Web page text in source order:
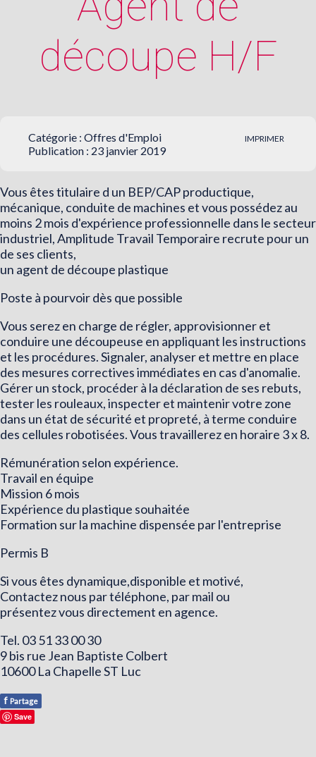
découpe H/F
IMPRIMER
Catégorie : Offres d'Emploi
Publication : 23 janvier 2019
Vous êtes titulaire d un BEP/CAP productique,
mécanique, conduite de machines et vous possédez au
moins 2 mois d'expérience professionnelle dans le secteur
industriel, Amplitude Travail Temporaire recrute pour un
de ses clients,
un agent de découpe plastique
Poste à pourvoir dès que possible
Vous serez en charge de régler, approvisionner et
conduire une découpeuse en appliquant les instructions
et les procédures. Signaler, analyser et mettre en place
des mesures correctives immédiates en cas d'anomalie.
Gérer un stock, procéder à la déclaration de ses rebuts,
tester les rouleaux, inspecter et maintenir votre zone
dans un état de sécurité et propreté, à terme conduire
des cellules robotisées. Vous travaillerez en horaire 3 x 8.
Rémunération selon expérience.
Travail en équipe
Mission 6 mois
Expérience du plastique souhaitée
Formation sur la machine dispensée par l'entreprise
Permis B
Si vous êtes dynamique,disponible et motivé,
Contactez nous par téléphone, par mail ou
présentez vous directement en agence.
Tel. 03 51 33 00 30
9 bis rue Jean Baptiste Colbert
10600 La Chapelle ST Luc
f Partage
Save